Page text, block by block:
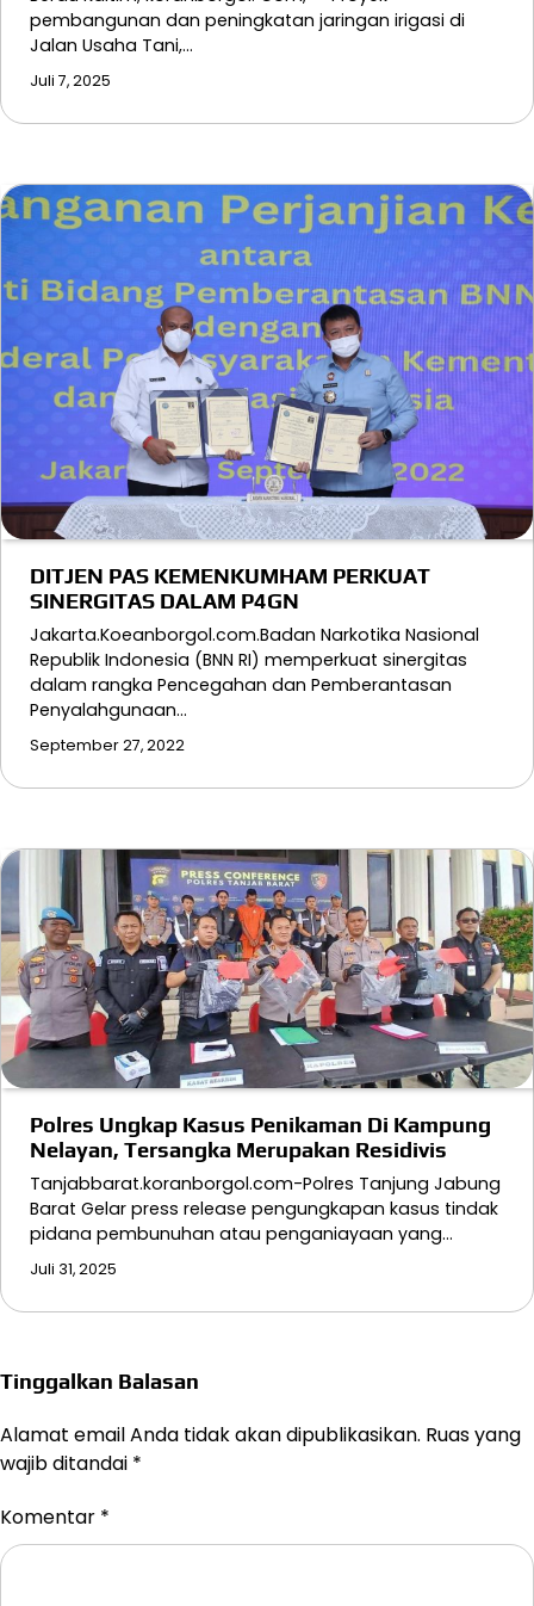
pembangunan dan peningkatan jaringan irigasi di
Jalan Usaha Tani,…
Juli 7, 2025
DITJEN PAS KEMENKUMHAM PERKUAT
SINERGITAS DALAM P4GN
Jakarta.Koeanborgol.com.Badan Narkotika Nasional
Republik Indonesia (BNN RI) memperkuat sinergitas
dalam rangka Pencegahan dan Pemberantasan
Penyalahgunaan…
September 27, 2022
Polres Ungkap Kasus Penikaman Di Kampung
Nelayan, Tersangka Merupakan Residivis
Tanjabbarat.koranborgol.com-Polres Tanjung Jabung
Barat Gelar press release pengungkapan kasus tindak
pidana pembunuhan atau penganiayaan yang…
Juli 31, 2025
Tinggalkan Balasan
Alamat email Anda tidak akan dipublikasikan. Ruas yang
wajib ditandai *
Komentar *